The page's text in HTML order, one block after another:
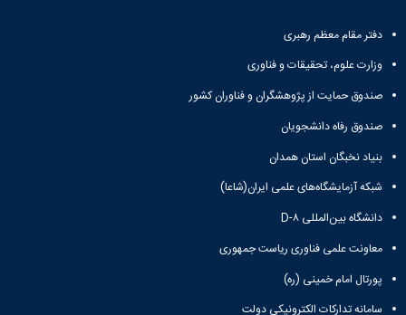
دفتر مقام معظم رهبری
وزارت علوم، تحقیقات و فناوری
صندوق حمایت از پژوهشگران و فناوران کشور
صندوق رفاه دانشجویان
بنیاد نخبگان استان همدان
شبکه آزمایشگاه‌های علمی ایران(شاعا)
دانشگاه بین‌المللی D-۸
معاونت علمی فناوری ریاست جمهوری
پورتال امام خمینی (ره)
سامانه تدارکات الکترونیکی دولت